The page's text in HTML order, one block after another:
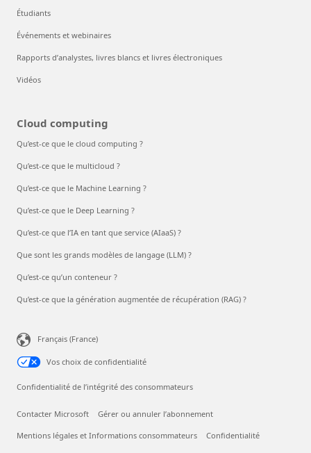
Étudiants
Événements et webinaires
Rapports d’analystes, livres blancs et livres électroniques
Vidéos
Cloud computing
Qu’est-ce que le cloud computing ?
Qu’est-ce que le multicloud ?
Qu’est-ce que le Machine Learning ?
Qu’est-ce que le Deep Learning ?
Qu’est-ce que l’IA en tant que service (AIaaS) ?
Que sont les grands modèles de langage (LLM) ?
Qu’est-ce qu’un conteneur ?
Qu’est-ce que la génération augmentée de récupération (RAG) ?
Français (France)
Vos choix de confidentialité
Confidentialité de l’intégrité des consommateurs
Contacter Microsoft Gérer ou annuler l’abonnement
Mentions légales et Informations consommateurs Confidentialité